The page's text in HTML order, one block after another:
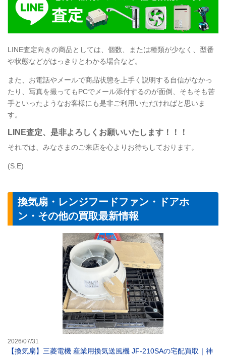
LINE査定向きの商品としては、個数、または種類が少なく、型番
や状態などがはっきりとわかる場合など。
また、お電話やメールで商品状態を上手く説明する自信がなかっ
たり、写真を撮ってもPCでメール添付するのが面倒、そもそも苦
手といったようなお客様にも是非ご利用いただければと思いま
す。
LINE査定、是非よろしくお願いいたします！！！
それでは、みなさまのご来店を心よりお待ちしております。
(S.E)
換気扇・レンジフードファン・ドアホ
ン・その他の買取最新情報
2026/07/31
【換気扇】三菱電機 産業用換気送風機 JF-210SAの宅配買取｜神